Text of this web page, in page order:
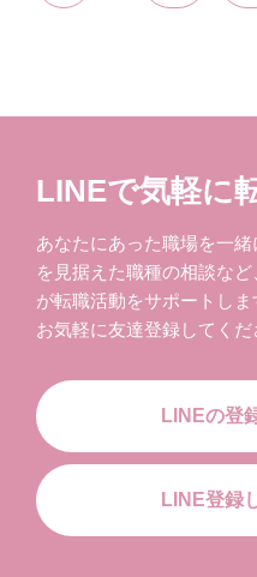
LINEで気軽に
あなたにあった職場を一
を見据えた職種の相談な
が転職活動をサポートしま
お気軽に友達登録してくだ
LINEの登
LINE登録